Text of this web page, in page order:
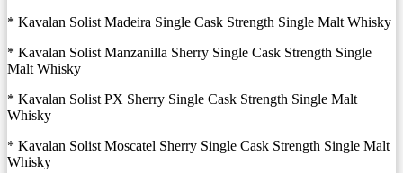
* Kavalan Solist Madeira Single Cask Strength Single Malt Whisky
* Kavalan Solist Manzanilla Sherry Single Cask Strength Single
Malt Whisky
* Kavalan Solist PX Sherry Single Cask Strength Single Malt
Whisky
* Kavalan Solist Moscatel Sherry Single Cask Strength Single Malt
Whisky